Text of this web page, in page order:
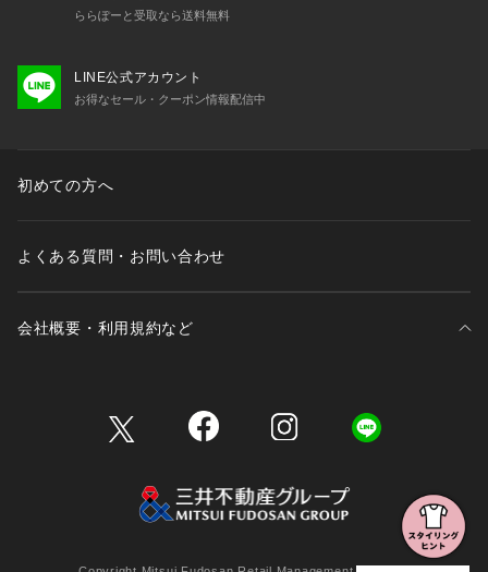
ららぽーと受取なら送料無料
LINE公式アカウント
お得なセール・クーポン情報配信中
初めての方へ
よくある質問・お問い合わせ
会社概要・利用規約など